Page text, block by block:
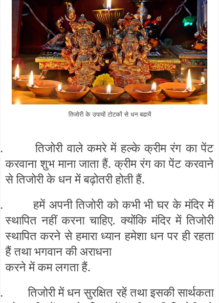
तिजोरी के उपायों टोटकों से धन बढायें
तिजोरी वाले कमरे में हल्के क्रीम रंग का पेंट
करवाना शुभ माना जाता हैं. क्रीम रंग का पेंट करवाने
से तिजोरी के धन में बढ़ोतरी होती हैं.
हमें अपनी तिजोरी को कभी भी घर के मंदिर में
स्थापित नहीं करना चाहिए. क्योंकि मंदिर में तिजोरी
स्थापित करने से हमारा ध्यान हमेशा धन पर ही रहता
हैं तथा भगवान की अराधना
करने में कम लगता हैं.
तिजोरी में धन सुरक्षित रहें तथा इसकी सार्थकता